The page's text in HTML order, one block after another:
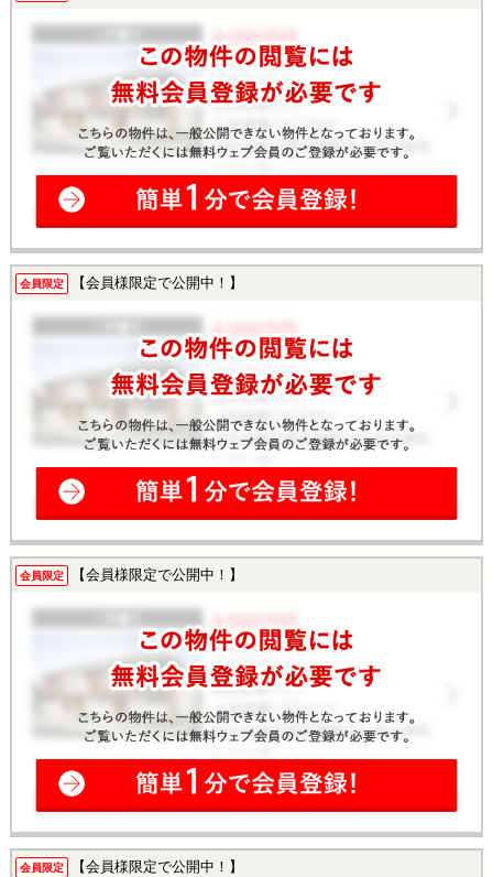
会員限定 【会員様限定で公開中！】
会員限定 【会員様限定で公開中！】
会員限定 【会員様限定で公開中！】